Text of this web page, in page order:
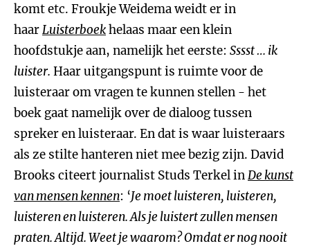
komt etc. Froukje Weidema weidt er in
haarLuisterboekhelaas maar een klein
hoofdstukje aan, namelijk het eerste: Sssst … ik
luister. Haar uitgangspunt is ruimte voor de
luisteraar om vragen te kunnen stellen - het
boek gaat namelijk over de dialoog tussen
spreker en luisteraar. En dat is waar luisteraars
als ze stilte hanteren niet mee bezig zijn. David
Brooks citeert journalist Studs Terkel inDe kunst
van mensen kennen: ‘Je moet luisteren, luisteren,
luisteren en luisteren. Als je luistert zullen mensen
praten. Altijd. Weet je waarom? Omdat er nog nooit